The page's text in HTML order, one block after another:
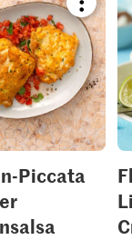
recipe
or
add
it
to
your
Piccata